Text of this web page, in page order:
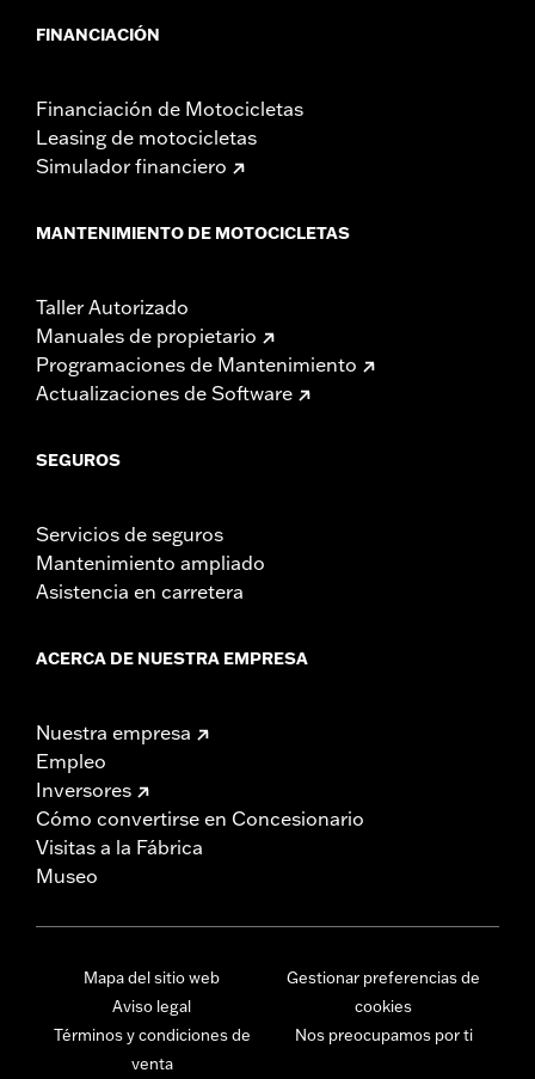
FINANCIACIÓN
Financiación de Motocicletas
Leasing de motocicletas
Simulador financiero
MANTENIMIENTO DE MOTOCICLETAS
Taller Autorizado
Manuales de propietario
Programaciones de Mantenimiento
Actualizaciones de Software
SEGUROS
Servicios de seguros
Mantenimiento ampliado
Asistencia en carretera
ACERCA DE NUESTRA EMPRESA
Nuestra empresa
Empleo
Inversores
Cómo convertirse en Concesionario
Visitas a la Fábrica
Museo
Mapa del sitio web
Aviso legal
Términos y condiciones de
venta
Gestionar preferencias de
cookies
Nos preocupamos por ti